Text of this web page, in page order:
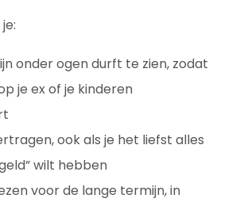
onder ogen durft te zien, zodat
je ex of je kinderen
ook als je het liefst alles
wilt hebben
voor de lange termijn, in